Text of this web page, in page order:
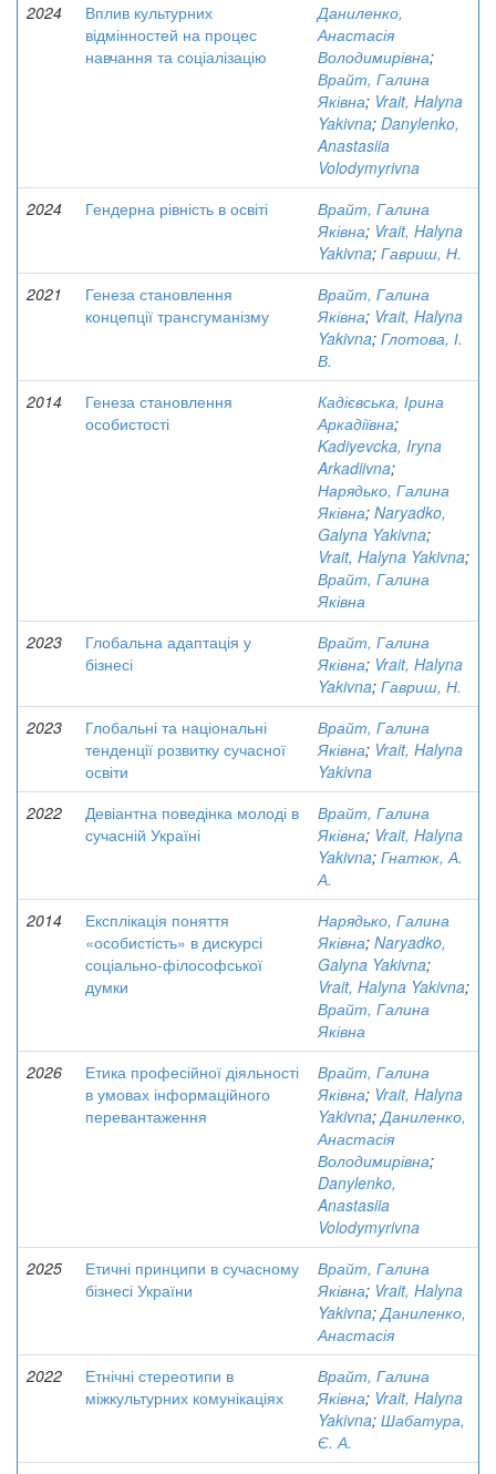
2024
Вплив культурних
відмінностей на процес
навчання та соціалізацію
Даниленко,
Анастасія
Володимирівна;
Врайт, Галина
Яківна; Vrait, Halyna
Yakivna; Danylenko,
Anastasiia
Volodymyrivna
2024
Гендерна рівність в освіті
Врайт, Галина
Яківна; Vrait, Halyna
Yakivna; Гавриш, Н.
2021
Генеза становлення
концепції трансгуманізму
Врайт, Галина
Яківна; Vrait, Halyna
Yakivna; Глотова, І.
В.
2014
Генеза становлення
особистості
Кадієвська, Ірина
Аркадіївна;
Kadiyevcka, Iryna
Arkadiivna;
Нарядько, Галина
Яківна; Naryadko,
Galyna Yakivna;
Vrait, Halyna Yakivna;
Врайт, Галина
Яківна
2023
Глобальна адаптація у
бізнесі
Врайт, Галина
Яківна; Vrait, Halyna
Yakivna; Гавриш, Н.
2023
Глобальні та національні
тенденції розвитку сучасної
освіти
Врайт, Галина
Яківна; Vrait, Halyna
Yakivna
2022
Девіантна поведінка молоді в
сучасній Україні
Врайт, Галина
Яківна; Vrait, Halyna
Yakivna; Гнатюк, А.
А.
2014
Експлікація поняття
«особистість» в дискурсі
соціально-філософської
думки
Нарядько, Галина
Яківна; Naryadko,
Galyna Yakivna;
Vrait, Halyna Yakivna;
Врайт, Галина
Яківна
2026
Етика професійної діяльності
в умовах інформаційного
перевантаження
Врайт, Галина
Яківна; Vrait, Halyna
Yakivna;Даниленко,
Анастасія
Володимирівна;
Danylenko,
Anastasiia
Volodymyrivna
2025
Етичні принципи в сучасному
бізнесі України
Врайт, Галина
Яківна; Vrait, Halyna
Yakivna;Даниленко,
Анастасія
2022
Етнічні стереотипи в
міжкультурних комунікаціях
Врайт, Галина
Яківна; Vrait, Halyna
Yakivna; Шабатура,
Є. А.